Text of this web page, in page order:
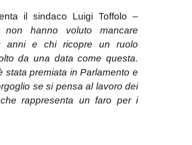
il sindaco Luigi Toffolo –
hanno voluto mancare
anni e chi ricopre un ruolo
da una data come questa.
stata premiata in Parlamento e
se si pensa al lavoro dei
rappresenta un faro per i